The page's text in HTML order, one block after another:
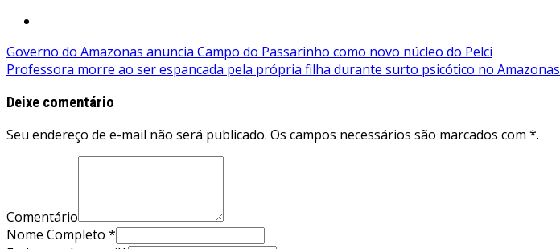
Navegação
de
Post
Governo do Amazonas anuncia Campo do Passarinho como novo núcleo do Pelci
Professora morre ao ser espancada pela própria filha durante surto psicótico no Amazonas
Deixe comentário
Seu endereço de e-mail não será publicado. Os campos necessários são marcados com *.
Comentário
Nome Completo *